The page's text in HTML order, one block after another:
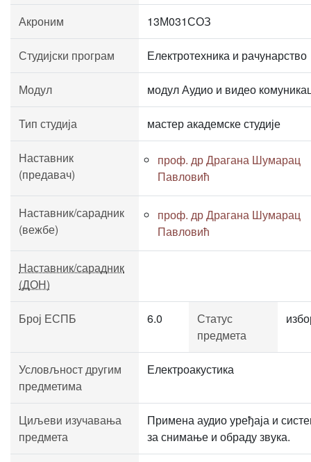
Акроним 13М031СОЗ
Студијски програм Електротехника и рачунарство
Модул модул Аудио и видео
Тип студија мастер академске студије
Наставник
(предавач)
проф. др Драгана Шумарац
Павловић
Наставник/сарадник
(вежбе)
проф. др Драгана Шумарац
Павловић
Наставник/сарадник
(ДОН)
Број ЕСПБ 6.0
Статус
предмета
Условљност другим
предметима
Електроакустика
Циљеви изучавања
предмета
Примена аудио уређаја и
за снимање и обраду звука.